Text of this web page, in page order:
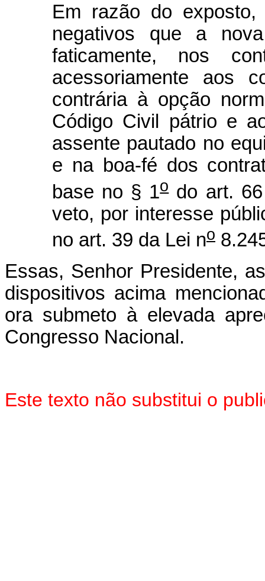
Em razão do
negativos que a
faticamente, nos
acessoriamente aos
contrária à opção
Código Civil pátrio e
assente pautado no
e na boa-fé dos
base no § 1odo art. 66
veto, por interesse
no art. 39 da Lei no
Essas, Senhor Presidente,
dispositivos acima
ora submeto à elevada
Congresso Nacional.
Este texto não substitui o